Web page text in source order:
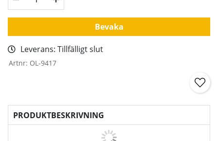
Bevaka
Leverans: Tillfälligt slut
Artnr: OL-9417
PRODUKTBESKRIVNING